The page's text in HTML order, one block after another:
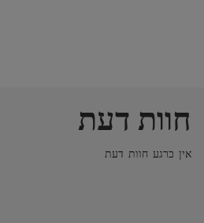
חוות דעת
אין כרגע חוות דעת